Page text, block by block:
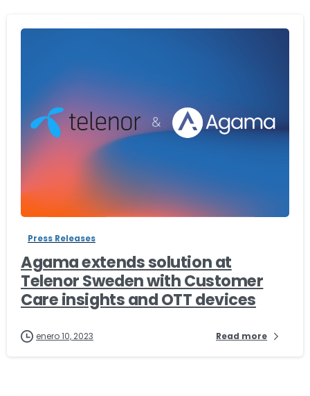
Press Releases
Agama extends solution at
Telenor Sweden with Customer
Care insights and OTT devices
enero 10, 2023 Read more